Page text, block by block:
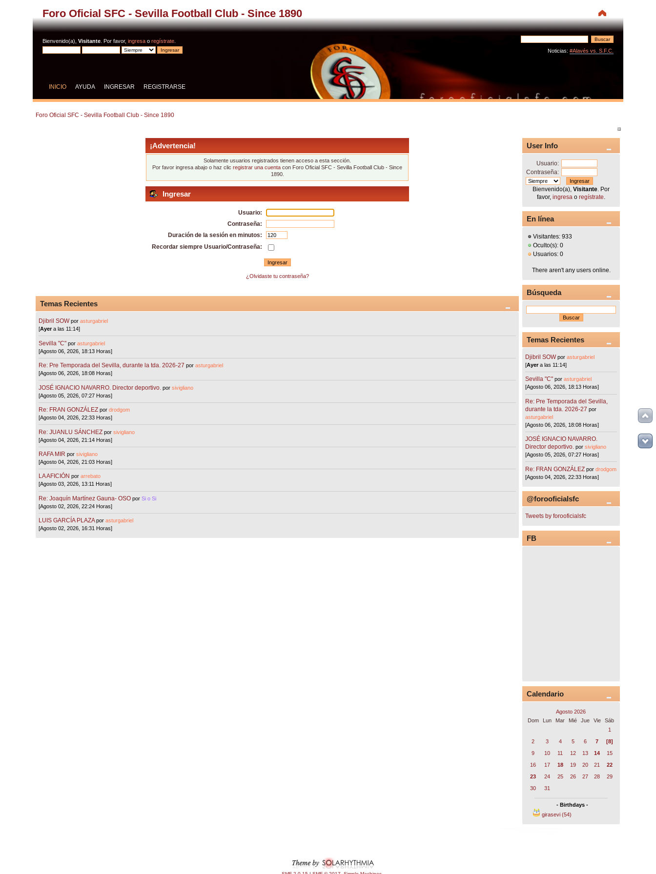
Foro Oficial SFC - Sevilla Football Club - Since 1890
Bienvenido(a),Visitante . Por favor,ingresa oregístrate
Noticias: #Alavés vs. S.F.C.
INICIO AYUDA INGRESAR REGISTRARSE
Foro Oficial SFC - Sevilla Football Club - Since 1890
¡Advertencia!
Solamente usuarios registrados tienen acceso a esta sección.
Por favor ingresa abajo o haz clicregistrar una cuenta con Foro Oficial SFC - Sevilla Football Club - Since
1890.
Ingresar
Usuario:
Contraseña:
Duración de la sesión en minutos:
Recordar siempre Usuario/Contraseña:
¿Olvidaste tu contraseña?
Temas Recientes
Djibril SOW porasturgabriel
[Ayera las 11:14]
Sevilla "C"porasturgabriel
[Agosto 06, 2026, 18:13 Horas]
Re: Pre Temporada del Sevilla, durante la tda. 2026-27 porasturgabriel
[Agosto 06, 2026, 18:08 Horas]
JOSÉ IGNACIO NAVARRO. Director deportivo. porsivigliano
[Agosto 05, 2026, 07:27 Horas]
Re: FRAN GONZÁLEZ pordrodgom
[Agosto 04, 2026, 22:33 Horas]
Re: JUANLU SÁNCHEZ porsivigliano
[Agosto 04, 2026, 21:14 Horas]
RAFA MIR porsivigliano
[Agosto 04, 2026, 21:03 Horas]
LA AFICIÓN porarrebato
[Agosto 03, 2026, 13:11 Horas]
Re: Joaquín Martínez Gauna- OSO porSi o Si
[Agosto 02, 2026, 22:24 Horas]
LUIS GARCÍA PLAZA porasturgabriel
[Agosto 02, 2026, 16:31 Horas]
User Info
Usuario:
Contraseña:
Bienvenido(a),Visitante . Por
favor,ingresa oregístrate
En línea
Visitantes: 933
Oculto(s): 0
Usuarios: 0
There aren't any users online.
Búsqueda
Temas Recientes
Djibril SOW porasturgabriel
[Ayera las 11:14]
Sevilla "C"porasturgabriel
[Agosto 06, 2026, 18:13 Horas]
Re: Pre Temporada del Sevilla,
durante la tda. 2026-27 por
asturgabriel
[Agosto 06, 2026, 18:08 Horas]
JOSÉ IGNACIO NAVARRO.
Director deportivo. porsivigliano
[Agosto 05, 2026, 07:27 Horas]
Re: FRAN GONZÁLEZ pordrodgom
[Agosto 04, 2026, 22:33 Horas]
@forooficialsfc
Tweets by forooficialsfc
FB
Calendario
Agosto 2026
Dom
Lun Mar Mié Jue Vie
Sáb
1
2
3 4 5 6 7
[8]
9
10 11 12 13 14
15
16
17 18 19 20 21
22
23
24 25 26 27 28
29
30
31
- Birthdays -
girasevi (54)